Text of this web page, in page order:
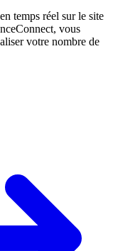
temps réel sur le site
vous
votre nombre de